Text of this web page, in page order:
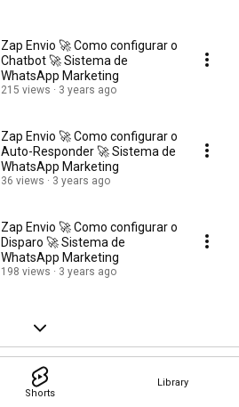
Shorts
Library
Zap Envio 🚀 Como configurar o
Chatbot 🚀 Sistema de
WhatsApp Marketing
215 views 3 years ago
Zap Envio 🚀 Como configurar o
Auto-Responder 🚀 Sistema de
WhatsApp Marketing
36 views 3 years ago
Zap Envio 🚀 Como configurar o
Disparo 🚀 Sistema de
WhatsApp Marketing
198 views 3 years ago